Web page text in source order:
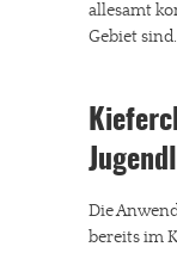
allesamt
Gebiet sind.
Die
bereits im